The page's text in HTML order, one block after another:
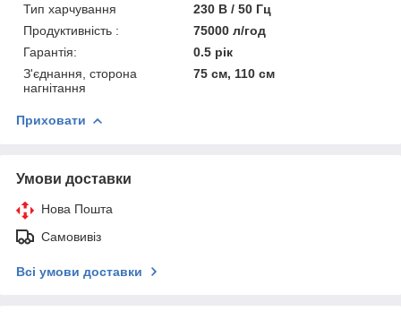
Тип харчування
230 В / 50 Гц
Продуктивність :
75000 л/год
Гарантія:
0.5 рік
З'єднання, сторона
нагнітання
75 см, 110 см
Приховати
Умови доставки
Нова Пошта
Самовивіз
Всі умови доставки